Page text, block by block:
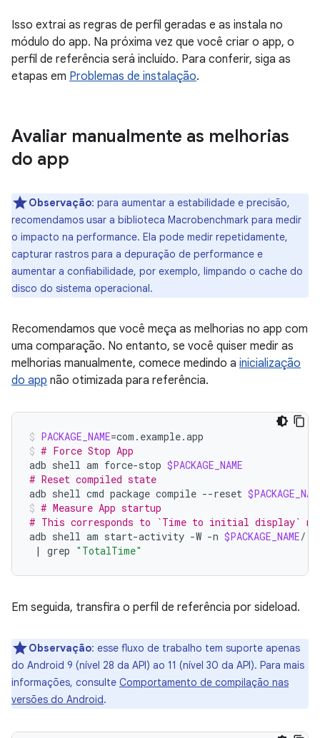
Isso extrai as regras de perfil geradas e as instala no
módulo do app. Na próxima vez que você criar o app, o
perfil de referência será incluído. Para conferir, siga as
etapas em Problemas de instalação.
Avaliar manualmente as melhorias
do app
Observação: para aumentar a estabilidade e precisão,
recomendamos usar a biblioteca Macrobenchmark para medir
o impacto na performance. Ela pode medir repetidamente,
capturar rastros para a depuração de performance e
aumentar a confiabilidade, por exemplo, limpando o cache do
disco do sistema operacional.
Recomendamos que você meça as melhorias no app com
uma comparação. No entanto, se você quiser medir as
melhorias manualmente, comece medindo a inicialização
do app não otimizada para referência.
PACKAGE_NAME=com.example.app
# Force Stop App
adb shell am force-stop $PACKAGE_NAME
# Reset compiled state
adb shell cmd package compile --reset
# Measure App startup
# This corresponds to `Time to initial display`
adb shell am start-activity -W -n $PACKAGE_NAME/
|
grep "TotalTime"
Em seguida, transfira o perfil de referência por sideload.
Observação: esse fluxo de trabalho tem suporte apenas
do Android 9 (nível 28 da API) ao 11 (nível 30 da API). Para mais
informações, consulte Comportamento de compilação nas
versões do Android.